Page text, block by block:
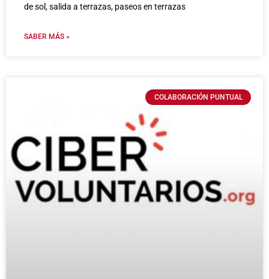
de sol, salida a terrazas, paseos en terrazas
SABER MÁS »
COLABORACIÓN PUNTUAL